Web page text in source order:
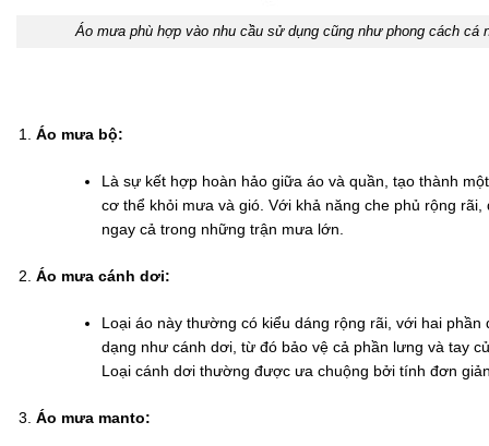
Áo mưa phù hợp vào nhu cầu sử dụng cũng như phong cách cá
Áo mưa bộ:
Là sự kết hợp hoàn hảo giữa áo và quần, tạo thành
cơ thể khỏi mưa và gió. Với khả năng che phủ rộng rãi,
ngay cả trong những trận mưa lớn.
Áo mưa cánh dơi:
Loại áo này thường có kiểu dáng rộng rãi, với hai
dạng như cánh dơi, từ đó bảo vệ cả phần lưng và tay
Loại cánh dơi thường được ưa chuộng bởi tính đơn
Áo mưa manto: